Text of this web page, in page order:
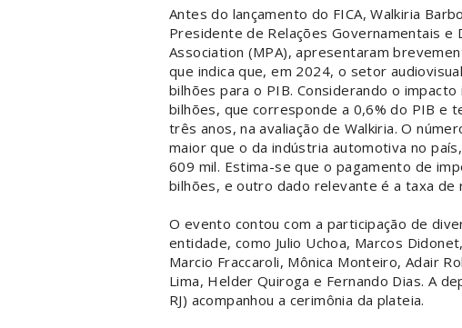
Antes do lançamento do FICA, Walkiria
Presidente de Relações Governamentais
Association (MPA), apresentaram
que indica que, em 2024, o setor
bilhões para o PIB. Considerando o
bilhões, que corresponde a 0,6% do PIB e
três anos, na avaliação de Walkiria. O
maior que o da indústria automotiva no
609 mil. Estima-se que o pagamento de
bilhões, e outro dado relevante é a taxa de
O evento contou com a participação de
entidade, como Julio Uchoa, Marcos
Marcio Fraccaroli, Mônica Monteiro, Adair
Lima, Helder Quiroga e Fernando Dias. A
RJ) acompanhou a cerimônia da plateia.